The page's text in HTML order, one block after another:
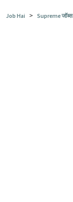
Job Hai > Supreme जॉब्स